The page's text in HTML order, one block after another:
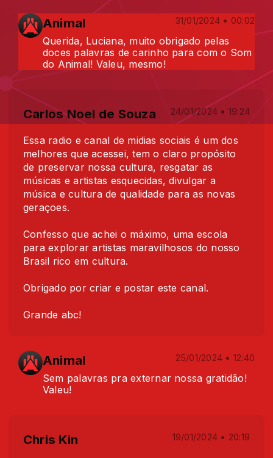
Animal 31/01/2024 • 00:02
Querida, Luciana, muito obrigado pelas
doces palavras de carinho para com o Som
do Animal! Valeu, mesmo!
Carlos Noel de Souza 24/01/2024 • 19:24
Essa radio e canal de midias sociais é um dos
melhores que acessei, tem o claro propósito
de preservar nossa cultura, resgatar as
músicas e artistas esquecidas, divulgar a
música e cultura de qualidade para as novas
geraçoes.
Confesso que achei o máximo, uma escola
para explorar artistas maravilhosos do nosso
Brasil rico em cultura.
Obrigado por criar e postar este canal.
Grande abc!
Animal 25/01/2024 • 12:40
Sem palavras pra externar nossa gratidão!
Valeu!
Chris Kin 19/01/2024 • 20:19